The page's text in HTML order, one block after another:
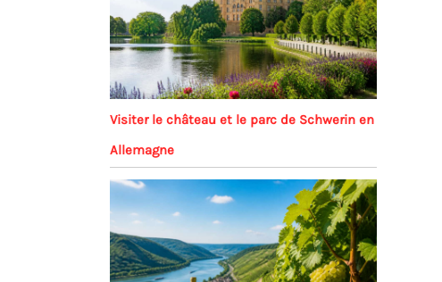
Visiter le château et le parc de Schwerin en
Allemagne